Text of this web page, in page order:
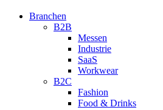
Branchen
B2B
Messen
Industrie
SaaS
Workwear
B2C
Fashion
Food & Drinks